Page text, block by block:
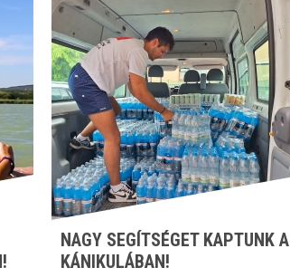
NAGY SEGÍTSÉGET KAPTUNK A
KÁNIKULÁBAN!